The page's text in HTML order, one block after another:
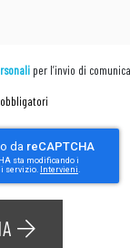
per l’invio di